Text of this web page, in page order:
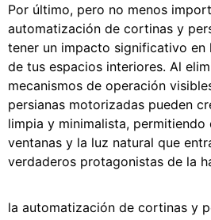
Por último, pero no menos
automatización de cortinas y
tener un impacto significativo en
de tus espacios interiores. Al
mecanismos de operación
persianas motorizadas pueden
limpia y minimalista, permitiendo
ventanas y la luz natural que
verdaderos protagonistas de la
la automatización de cortinas y